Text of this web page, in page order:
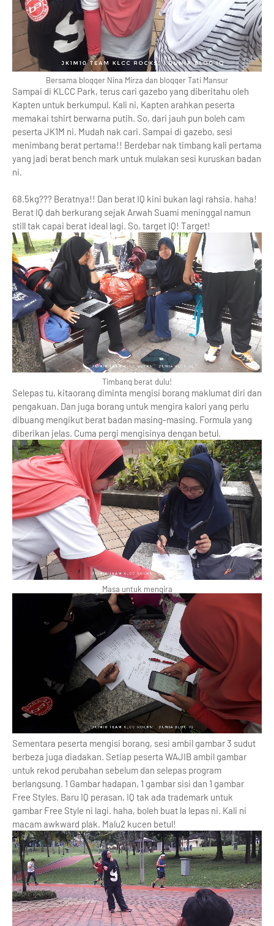
Bersama blogger Nina Mirza dan blogger Tati Mansur
Sampai di KLCC Park, terus cari gazebo yang diberitahu oleh
Kapten untuk berkumpul. Kali ni, Kapten arahkan peserta
memakai tshirt berwarna putih. So, dari jauh pun boleh cam
peserta JK1M ni. Mudah nak cari. Sampai di gazebo, sesi
menimbang berat pertama!! Berdebar nak timbang kali pertama
yang jadi berat bench mark untuk mulakan sesi kuruskan badan
ni.
68.5kg??? Beratnya!! Dan berat IQ kini bukan lagi rahsia. haha!
Berat IQ dah berkurang sejak Arwah Suami meninggal namun
still tak capai berat ideal lagi. So, target IQ! Target!
Timbang berat dulu!
Selepas tu, kitaorang diminta mengisi borang maklumat diri dan
pengakuan. Dan juga borang untuk mengira kalori yang perlu
dibuang mengikut berat badan masing-masing. Formula yang
diberikan jelas. Cuma pergi mengisinya dengan betul.
Masa untuk mengira
Sementara peserta mengisi borang, sesi ambil gambar 3 sudut
berbeza juga diadakan. Setiap peserta WAJIB ambil gambar
untuk rekod perubahan sebelum dan selepas program
berlangsung. 1 Gambar hadapan, 1 gambar sisi dan 1 gambar
Free Styles. Baru IQ perasan, IQ tak ada trademark untuk
gambar Free Style ni lagi. haha, boleh buat la lepas ni. Kali ni
macam awkward plak. Malu2 kucen betul!